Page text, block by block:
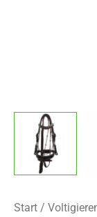
Start /